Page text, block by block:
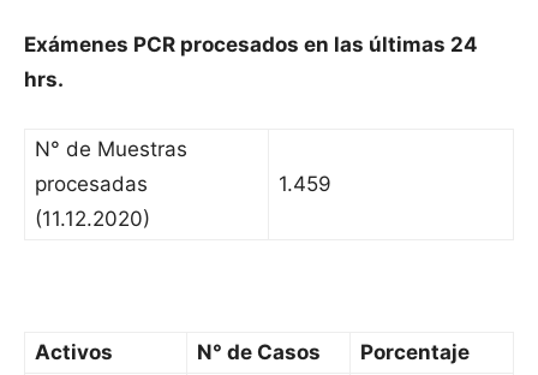
Exámenes PCR procesados en las últimas 24
hrs.
N° de Muestras
procesadas
(11.12.2020)
1.459
Activos N° de Casos
Porcentaje